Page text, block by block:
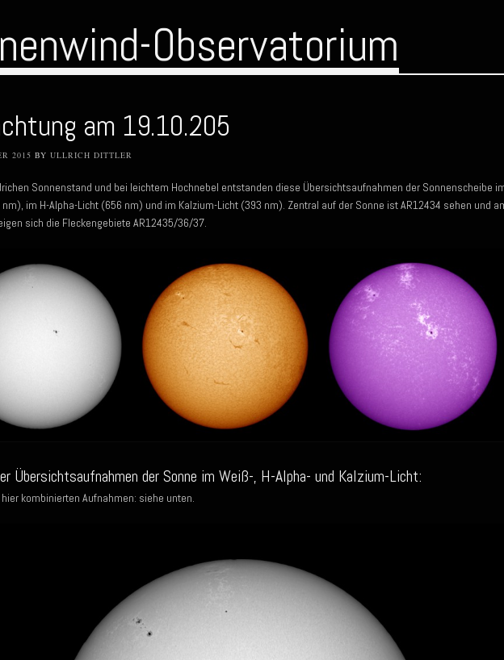
Observatorium
am 19.10.205
2015 BY ULLRICH DITTLER
Sonnenstand und bei leichtem Hochnebel entstanden diese Übersichtsaufnahmen der Sonnenscheibe
im H-Alpha-Licht (656 nm) und im Kalzium-Licht (393 nm). Zentral auf der Sonne ist AR12434 sehen und
sich die Fleckengebiete AR12435/36/37.
Übersichtsaufnahmen der Sonne im Weiß-, H-Alpha- und Kalzium-Licht:
kombinierten Aufnahmen: siehe unten.